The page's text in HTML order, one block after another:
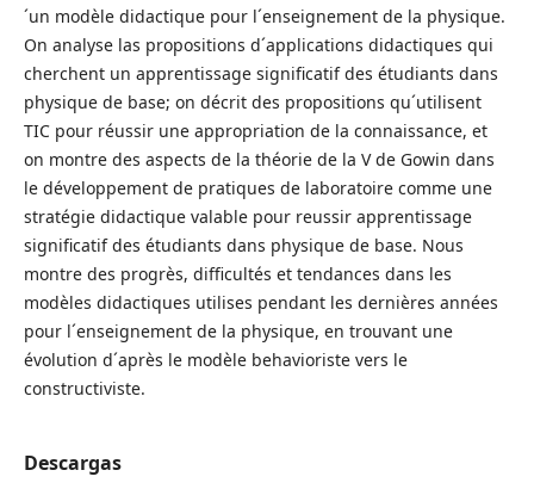
´un modèle didactique pour l´enseignement de la physique.
On analyse las propositions d´applications didactiques qui
cherchent un apprentissage significatif des étudiants dans
physique de base; on décrit des propositions qu´utilisent
TIC pour réussir une appropriation de la connaissance, et
on montre des aspects de la théorie de la V de Gowin dans
le développement de pratiques de laboratoire comme une
stratégie didactique valable pour reussir apprentissage
significatif des étudiants dans physique de base. Nous
montre des progrès, difficultés et tendances dans les
modèles didactiques utilises pendant les dernières années
pour l´enseignement de la physique, en trouvant une
évolution d´après le modèle behavioriste vers le
constructiviste.
Descargas